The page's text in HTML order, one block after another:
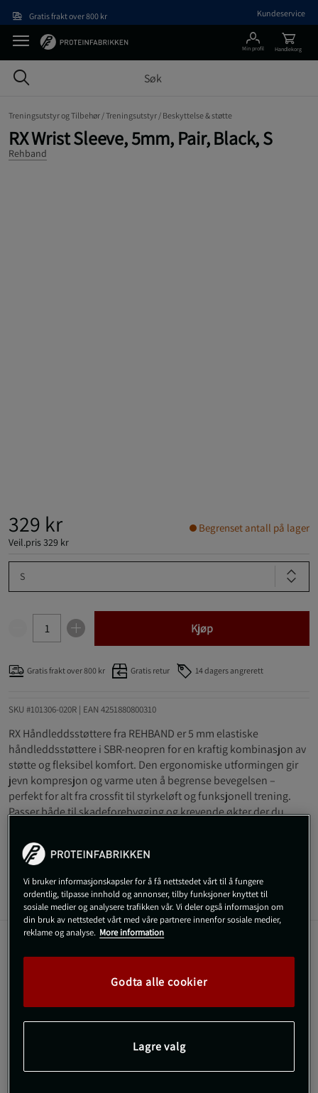
Gratis frakt over 800 kr Kundeservice
Min profil Handlekorg
Treningsutstyr og Tilbehør /Treningsutstyr / Beskyttelse & støtte
RX Wrist Sleeve, 5mm, Pair, Black, S
Rehband
329 kr
Veil.pris329 kr
Begrenset antall på lager
S
Kjøp
Gratis frakt over 800 kr Gratis retur 14 dagers angrerett
SKU #101306-020R | EAN 4251880800310
RX Håndleddsstøttere fra REHBAND er 5 mm elastiske
håndleddsstøttere i SBR-neopren for en kraftig kombinasjon av
støtte og fleksibel komfort. Den ergonomiske utformingen gir
jevn kompresjon og varme uten å begrense bevegelsen –
perfekt for alt fra crossfit til styrkeløft og funksjonell trening.
Passer både til skadeforebygging og krevende økter der du
Les mer
Informasjon Anmeldelser
Beskrivelse
RX Håndleddsstøttere fra REHBAND er elastiske
og støtte under trening. Materialet er slitesterkt og
uten å bli hindret av ubehag.
Vi bruker informasjonskapsler for å få nettstedet vårt til å fungere
ordentlig, tilpasse innhold og annonser, tilby funksjoner knyttet til
sosiale medier og analysere trafikken vår. Vi deler også informasjon om
din bruk av nettstedet vårt med våre partnere innenfor sosiale medier,
reklame og analyse. More information
Godta alle cookier
Lagre valg